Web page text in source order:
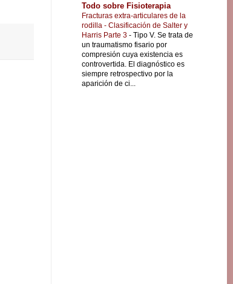
Todo sobre Fisioterapia
Fracturas extra-articulares de la
rodilla - Clasificación de Salter y
Harris Parte 3 - Tipo V. Se trata de
un traumatismo fisario por
compresión cuya existencia es
controvertida. El diagnóstico es
siempre retrospectivo por la
aparición de ci...